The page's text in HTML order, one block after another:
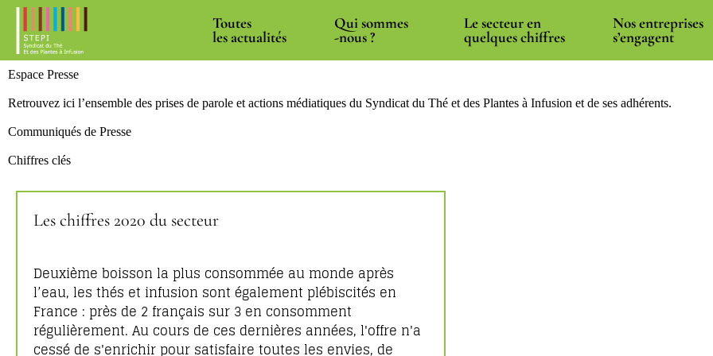
Toutes
les actualités
Qui sommes
-nous ?
Le secteur en
quelques chiffres
Nos entreprises
s’engagent
Espace Presse
Retrouvez ici l’ensemble des prises de parole et actions médiatiques du Syndicat du Thé et des Plantes à Infusion et de ses adhérents.
Communiqués de Presse
Chiffres clés
Les chiffres 2020 du secteur
Deuxième boisson la plus consommée au monde après
l’eau, les thés et infusion sont également plébiscités en
France : près de 2 français sur 3 en consomment
régulièrement. Au cours de ces dernières années, l'offre n'a
cessé de s'enrichir pour satisfaire toutes les envies, de